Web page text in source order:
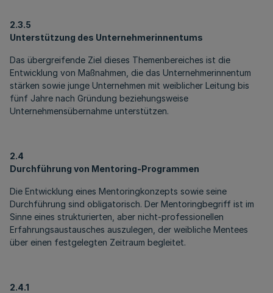
2.3.5
Unterstützung des Unternehmerinnentums
Das übergreifende Ziel dieses Themenbereiches ist die
Entwicklung von Maßnahmen, die das Unternehmerinnentum
stärken sowie junge Unternehmen mit weiblicher Leitung bis
fünf Jahre nach Gründung beziehungsweise
Unternehmensübernahme unterstützen.
2.4
Durchführung von Mentoring-Programmen
Die Entwicklung eines Mentoringkonzepts sowie seine
Durchführung sind obligatorisch. Der Mentoringbegriff ist im
Sinne eines strukturierten, aber nicht-professionellen
Erfahrungsaustausches auszulegen, der weibliche Mentees
über einen festgelegten Zeitraum begleitet.
2.4.1